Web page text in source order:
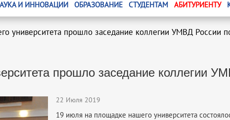
И ИННОВАЦИИ ОБРАЗОВАНИЕ СТУДЕНТАМ АБИТУРИЕНТУ
университета прошло заседание коллегии УМВД России
прошло заседание коллегии
22 Июля 2019
19 июля на площадке нашего университета